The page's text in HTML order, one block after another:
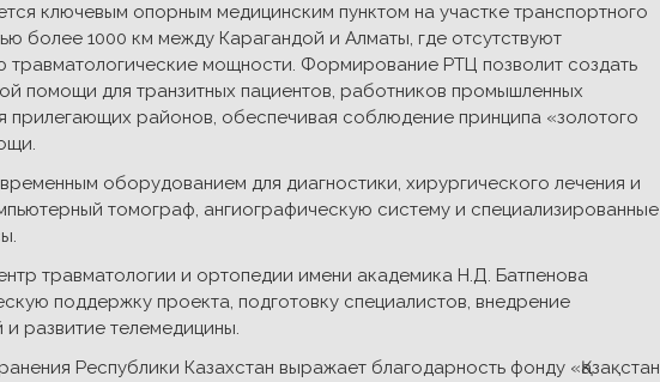
ключевым опорным медицинским пунктом на участке транспортного
более 1000 км между Карагандой и Алматы, где отсутствуют
травматологические мощности. Формирование РТЦ позволит создать
помощи для транзитных пациентов, работников промышленных
прилегающих районов, обеспечивая соблюдение принципа «золотого
оборудованием для диагностики, хирургического лечения и
томограф, ангиографическую систему и специализированные
травматологии и ортопедии имени академика Н.Д. Батпенова
поддержку проекта, подготовку специалистов, внедрение
развитие телемедицины.
Республики Казахстан выражает благодарность фонду «Қазақстан